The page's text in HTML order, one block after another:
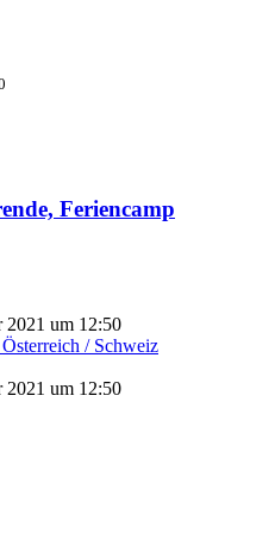
Feriencamp
2021 um 12:50
/ Schweiz
2021 um 12:50